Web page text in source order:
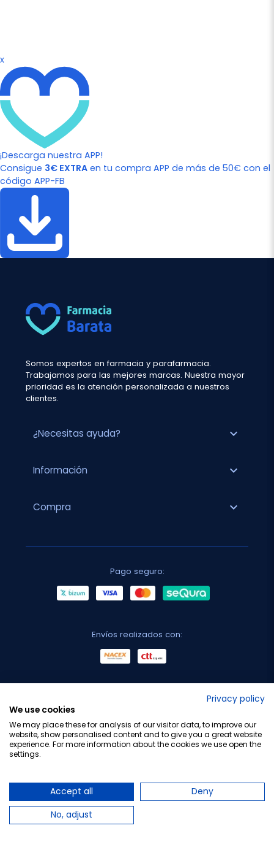
x
¡Descarga nuestra APP!
Consigue 3€ EXTRA en tu compra APP de más de 50€ con el
código APP-FB
Somos expertos en farmacia y parafarmacia.
Trabajamos para las mejores marcas. Nuestra mayor
prioridad es la atención personalizada a nuestros
clientes.
¿Necesitas ayuda? expand_more
Información expand_more
Compra expand_more
Pago seguro:
Envíos realizados con:
Privacy policy
We use cookies
We may place these for analysis of our visitor data, to improve our
website, show personalised content and to give you a great website
experience. For more information about the cookies we use open the
settings.
Accept all
Deny
No, adjust